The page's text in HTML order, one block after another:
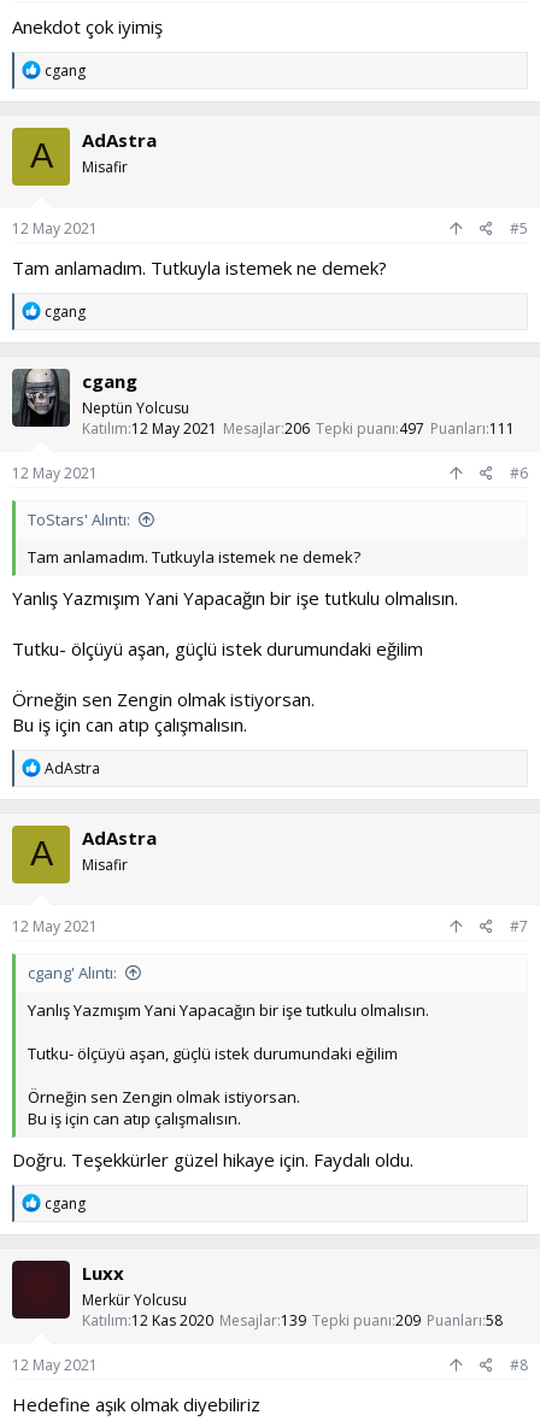
Anekdot çok iyimiş
T
p
k
i
l
e
cgang
A AdAstra
Misafir
12 May 2021 #5
Tam anlamadım. Tutkuyla istemek ne demek?
T
p
k
i
l
e
cgang
cgang
Neptün Yolcusu
Katılım 12 May 2021 Mesajlar206 Tepki puanı 497 Puanları 111
12 May 2021 #6
ToStars' Alıntı:
Tam anlamadım. Tutkuyla istemek ne demek?
Yanlış Yazmışım Yani Yapacağın bir işe tutkulu olmalısın.
Tutku- ölçüyü aşan, güçlü istek durumundaki eğilim
Örneğin sen Zengin olmak istiyorsan.
Bu iş için can atıp çalışmalısın.
T
p
k
i
l
e
AdAstra
A AdAstra
Misafir
12 May 2021 #7
cgang' Alıntı:
Yanlış Yazmışım Yani Yapacağın bir işe tutkulu olmalısın.
Tutku- ölçüyü aşan, güçlü istek durumundaki eğilim
Örneğin sen Zengin olmak istiyorsan.
Bu iş için can atıp çalışmalısın.
Doğru. Teşekkürler güzel hikaye için. Faydalı oldu.
T
p
k
e
cgang
Luxx
Merkür Yolcusu
Katılım 12 Kas 2020 Mesajlar 139 Tepki puanı 209 Puanları 58
12 May 2021 #8
Hedefine aşık olmak diyebiliriz